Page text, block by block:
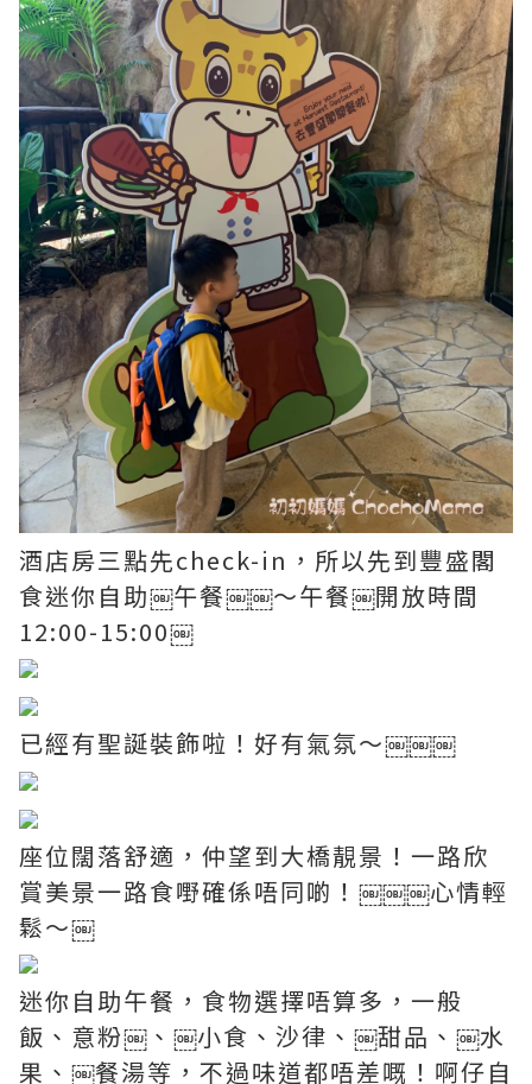
酒店房三點先check-in，所以先到豐盛閣
食迷你自助￼午餐￼￼～午餐￼開放時間
12:00-15:00￼
已經有聖誕裝飾啦！好有氣氛～￼￼￼
座位闊落舒適，仲望到大橋靚景！一路欣
賞美景一路食嘢確係唔同啲！￼￼￼心情輕
鬆～￼
迷你自助午餐，食物選擇唔算多，一般
飯、意粉￼、￼小食、沙律、￼甜品、￼水
果、￼餐湯等，不過味道都唔差嘅！啊仔自